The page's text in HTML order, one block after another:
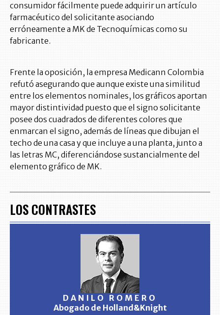
consumidor fácilmente puede adquirir un artículo
farmacéutico del solicitante asociando
erróneamente a MK de Tecnoquímicas como su
fabricante.
Frente la oposición, la empresa Medicann Colombia
refutó asegurando que aunque existe una similitud
entre los elementos nominales, los gráficos aportan
mayor distintividad puesto que el signo solicitante
posee dos cuadrados de diferentes colores que
enmarcan el signo, además de líneas que dibujan el
techo de una casa y que incluye a una planta, junto a
las letras MC, diferenciándose sustancialmente del
elemento gráfico de MK.
LOS CONTRASTES
DANILO ROMERO
Abogado de Holland&Knight